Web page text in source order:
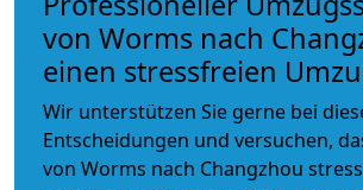
von Worms nach
einen stressfreien
Wir unterstützen Sie gerne bei
Entscheidungen und versuchen,
von Worms nach Changzhou